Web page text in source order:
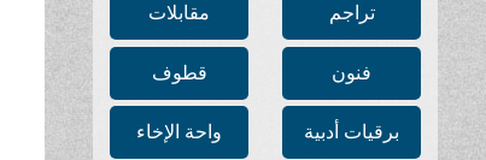
تراجم مقابلات
فنون قطوف
برقيات أدبية واحة الإخاء